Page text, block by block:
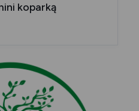
koparką